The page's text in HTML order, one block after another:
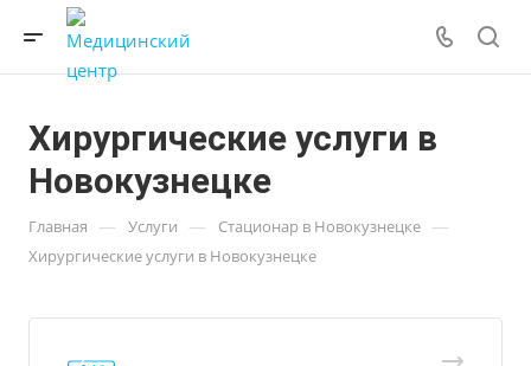
Хирургические услуги в
Новокузнецке
Главная — Услуги — Стационар в Новокузнецке —
Хирургические услуги в Новокузнецке